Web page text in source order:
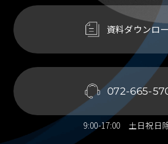
資料ダウンロ
072-665-
9:00-17:00 土日祝日